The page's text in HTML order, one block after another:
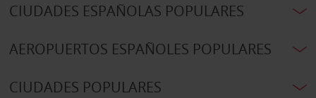
CIUDADES ESPAÑOLAS POPULARES
AEROPUERTOS ESPAÑOLES POPULARES
CIUDADES POPULARES